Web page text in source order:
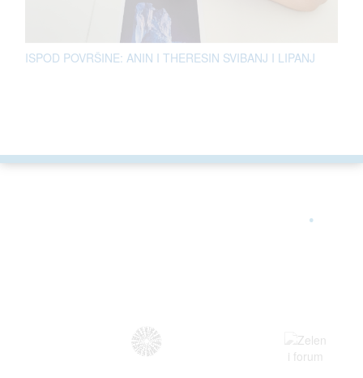
ISPOD POVRŠINE: ANIN I THERESIN SVIBANJ I LIPANJ
.